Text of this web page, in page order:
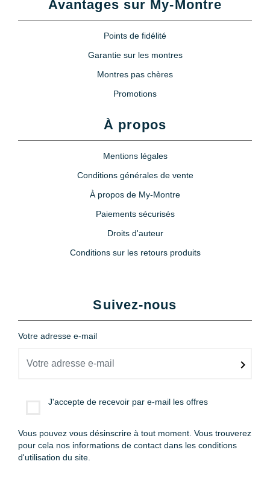
Avantages sur My-Montre
Points de fidélité
Garantie sur les montres
Montres pas chères
Promotions
À propos
Mentions légales
Conditions générales de vente
À propos de My-Montre
Paiements sécurisés
Droits d'auteur
Conditions sur les retours produits
Suivez-nous
Votre adresse e-mail
J'accepte de recevoir par e-mail les offres
Vous pouvez vous désinscrire à tout moment. Vous trouverez
pour cela nos informations de contact dans les conditions
d'utilisation du site.